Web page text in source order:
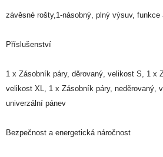
závěsné rošty,1-násobný, plný výsuv, funkce
Příslušenství
1 x Zásobník páry, děrovaný, velikost S, 1 x
velikost XL, 1 x Zásobník páry, neděrovaný,
univerzální pánev
Bezpečnost a energetická náročnost